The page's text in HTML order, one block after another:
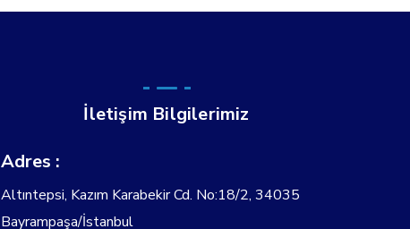
İletişim Bilgilerimiz
Adres :
Altıntepsi, Kazım Karabekir Cd. No:18/2, 34035
Bayrampaşa/İstanbul